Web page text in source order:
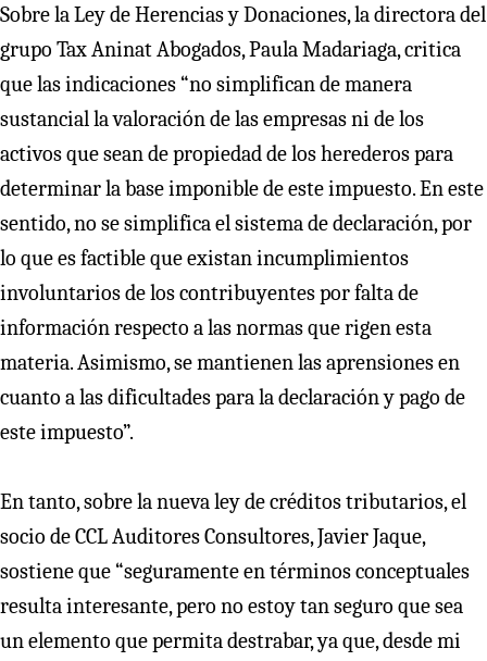
Sobre la Ley de Herencias y Donaciones, la directora del
grupo Tax Aninat Abogados, Paula Madariaga, critica
que las indicaciones “no simplifican de manera
sustancial la valoración de las empresas ni de los
activos que sean de propiedad de los herederos para
determinar la base imponible de este impuesto. En este
sentido, no se simplifica el sistema de declaración, por
lo que es factible que existan incumplimientos
involuntarios de los contribuyentes por falta de
información respecto a las normas que rigen esta
materia. Asimismo, se mantienen las aprensiones en
cuanto a las dificultades para la declaración y pago de
este impuesto”.
En tanto, sobre la nueva ley de créditos tributarios, el
socio de CCL Auditores Consultores, Javier Jaque,
sostiene que “seguramente en términos conceptuales
resulta interesante, pero no estoy tan seguro que sea
un elemento que permita destrabar, ya que, desde mi